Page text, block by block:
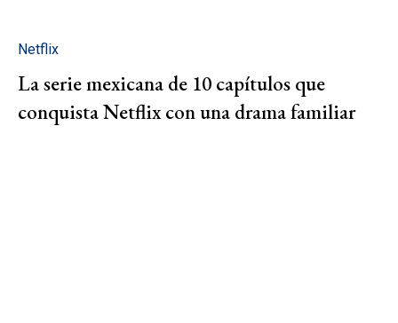
Netflix
La serie mexicana de 10 capítulos que
conquista Netflix con una drama familiar